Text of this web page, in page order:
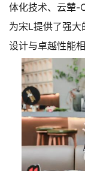
体化技术、云辇-
为宋L提供了强
设计与卓越性能